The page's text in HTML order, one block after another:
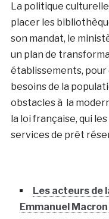
La politique
placer les
son mandat, le
un plan de
établissements, pour
besoins de la
obstacles à la
la loi française, qui
services de prêt
Les acteurs de
Emmanuel